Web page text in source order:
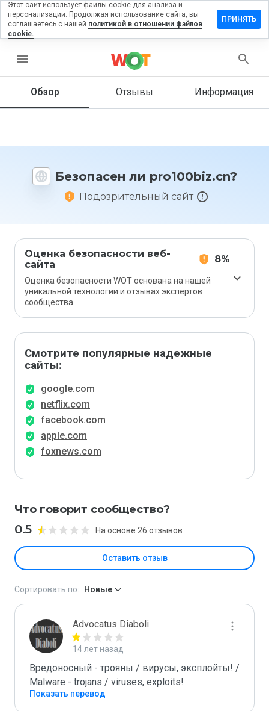
menu
Обзор Отзывы Информация
Безопасен ли pro100biz.cn?
Подозрительный сайт
Оценка безопасности веб-
сайта
8%
Оценка безопасности WOT основана на нашей
уникальной технологии и отзывах экспертов
сообщества.
Смотрите популярные надежные
сайты:
google.com
netflix.com
facebook.com
apple.com
foxnews.com
Что говорит сообщество?
0.5 На основе 26 отзывов
Оставить отзыв
на
Как бы
этот
1 до 5?
Сортировать по: Новые
Advocatus Diaboli
14 лет назад
Вредоносный - трояны / вирусы, эксплойты! /
Malware - trojans / viruses, exploits!
Показать перевод
Этот сайт использует файлы cookie для анализа и
персонализации. Продолжая использование сайта, вы
соглашаетесь с нашей политикой в отношении файлов
cookie.
ПРИНЯТЬ